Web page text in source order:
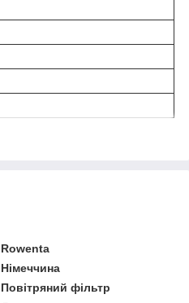
Rowenta
Німеччина
Повітряний фільтр